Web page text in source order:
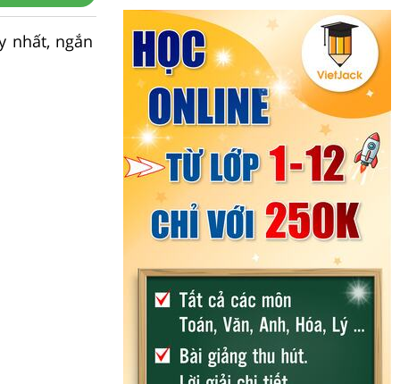
nhất, ngắn